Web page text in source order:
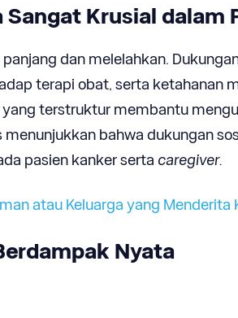
Sangat Krusial dalam
dan melelahkan.
terapi obat, serta ketahanan
terstruktur membantu
bahwa dukungan
pasien kanker serta caregiver.
atau Keluarga yang Menderita
Nyata